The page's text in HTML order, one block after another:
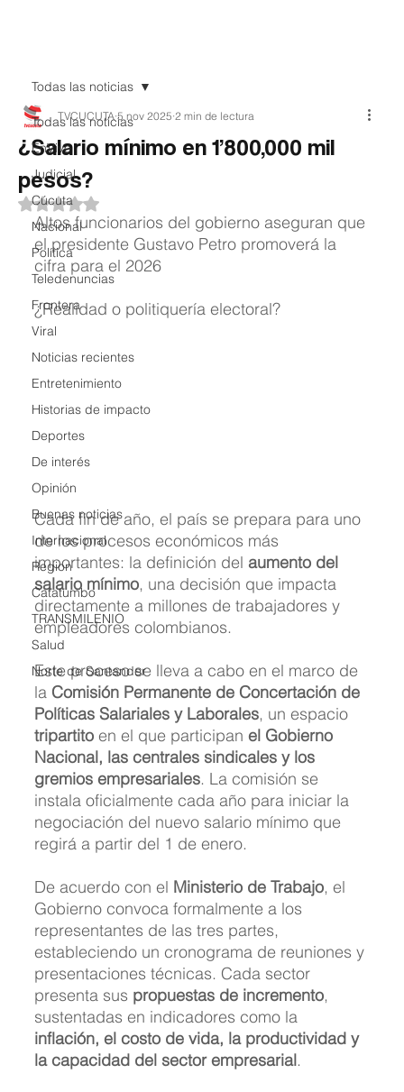
Todas las noticias
EnVivo
Judicial
Cúcuta
Nacional
Política
Teledenuncias
Frontera
Viral
Noticias recientes
Entretenimiento
Historias de impacto
Deportes
De interés
Opinión
Buenas noticias
Internacional
Region
Catatumbo
TRANSMILENIO
Salud
Norte de Santander
Todas las noticias
¿Salario mínimo en 1’800,000 mil
pesos?
TVCUCUTA 5 nov 2025 2 min de lectura
Obtuvo NaN de 5 estrellas.
Altos funcionarios del gobierno aseguran que
el presidente Gustavo Petro promoverá la
cifra para el 2026
¿Realidad o politiquería electoral?
Cada fin de año, el país se prepara para uno
de los procesos económicos más
importantes: la definición del aumento del
salario mínimo, una decisión que impacta
directamente a millones de trabajadores y
empleadores colombianos.
Este proceso se lleva a cabo en el marco de
la Comisión Permanente de Concertación de
Políticas Salariales y Laborales, un espacio
tripartito en el que participan el Gobierno
Nacional, las centrales sindicales y los
gremios empresariales. La comisión se
instala oficialmente cada año para iniciar la
negociación del nuevo salario mínimo que
regirá a partir del 1 de enero.
De acuerdo con el Ministerio de Trabajo, el
Gobierno convoca formalmente a los
representantes de las tres partes,
estableciendo un cronograma de reuniones y
presentaciones técnicas. Cada sector
presenta sus propuestas de incremento,
sustentadas en indicadores como la
inflación, el costo de vida, la productividad y
la capacidad del sector empresarial.